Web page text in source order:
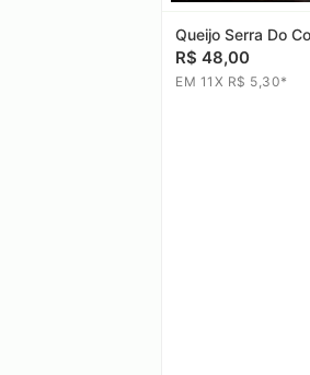
Queijo Serra Do
R$ 48,00
EM 11X R$ 5,30*